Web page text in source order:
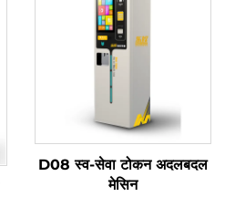
D08 स्व-सेवा टोकन अदलबदल
मेसिन